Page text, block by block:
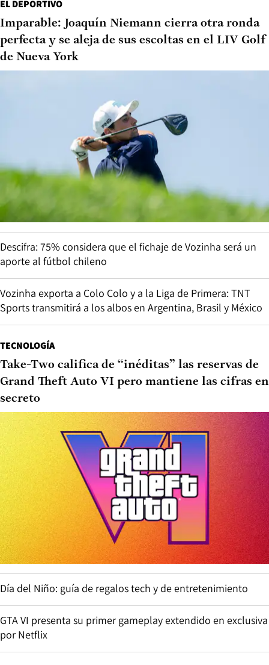
EL DEPORTIVO
Imparable: Joaquín Niemann cierra otra ronda
perfecta y se aleja de sus escoltas en el LIV Golf
de Nueva York
Descifra: 75% considera que el fichaje de Vozinha será un
aporte al fútbol chileno
Vozinha exporta a Colo Colo y a la Liga de Primera: TNT
Sports transmitirá a los albos en Argentina, Brasil y México
TECNOLOGÍA
Take-Two califica de “inéditas” las reservas de
Grand Theft Auto VI pero mantiene las cifras en
secreto
Día del Niño: guía de regalos tech y de entretenimiento
GTA VI presenta su primer gameplay extendido en exclusiva
por Netflix